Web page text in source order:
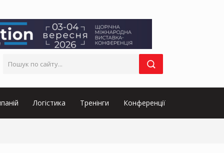
Логістика Тренінги Конференції